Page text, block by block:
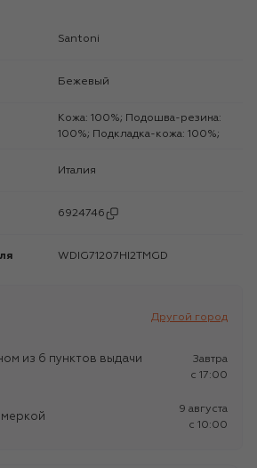
Santoni
Бежевый
Кожа: 100%; Подошва-резина:
100%; Подкладка-кожа: 100%;
Италия
6924746
WDIG71207HI2TMGD
Другой город
из 6 пунктов выдачи
Завтра
c 17:00
9 августа
c 10:00